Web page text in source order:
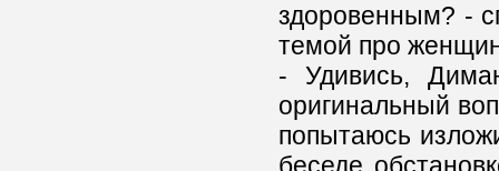
здоровенным? -
темой про
- Удивись,
оригинальный
попытаюсь